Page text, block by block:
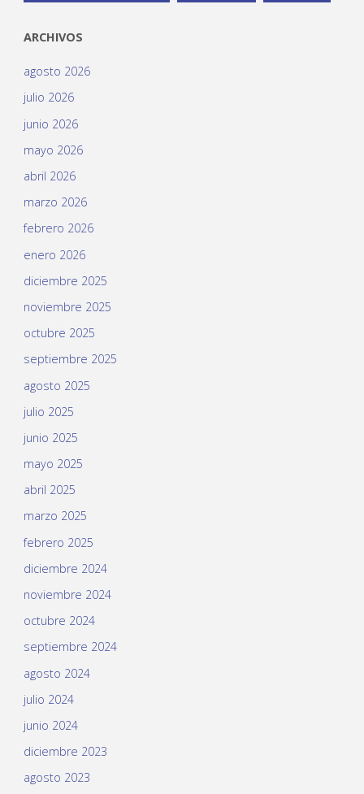
ARCHIVOS
agosto 2026
julio 2026
junio 2026
mayo 2026
abril 2026
marzo 2026
febrero 2026
enero 2026
diciembre 2025
noviembre 2025
octubre 2025
septiembre 2025
agosto 2025
julio 2025
junio 2025
mayo 2025
abril 2025
marzo 2025
febrero 2025
diciembre 2024
noviembre 2024
octubre 2024
septiembre 2024
agosto 2024
julio 2024
junio 2024
diciembre 2023
agosto 2023